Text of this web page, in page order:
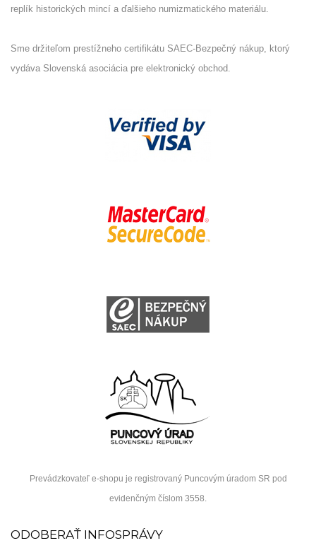
replík historických mincí a ďalšieho numizmatického materiálu.
Sme držiteľom prestížneho certifikátu SAEC-Bezpečný nákup, ktorý
vydáva Slovenská asociácia pre elektronický obchod.
Prevádzkovateľ e-shopu je registrovaný Puncovým úradom SR pod
evidenčným číslom 3558.
ODOBERAŤ INFOSPRÁVY